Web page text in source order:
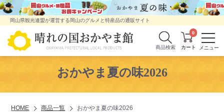
岡山県観光連盟が運営する岡山のグルメと特産品の通販サイト
商品検索
0
おかやま夏の味2026
HOME 商品一覧 おかやま夏の味2026